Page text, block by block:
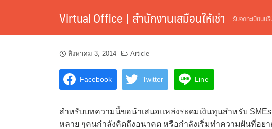
Virtual Office | สำนักงานเสมือนให้เช่า รับจดทะเบียน
สิงหาคม 3, 2014 Article
Facebook Twitter Line
สำหรับบทความนี้ขอนำเสนอแหล่งระดมเงินทุนสำหรับ
หลาย ๆคนกำลังคิดถึงอนาคต หรือกำลังเริ่มทำความฝันที่อยา